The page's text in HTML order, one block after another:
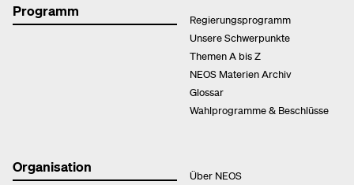
Programm
Regierungsprogramm
Unsere Schwerpunkte
Themen A bis Z
NEOS Materien Archiv
Glossar
Wahlprogramme & Beschlüsse
Organisation
Über NEOS